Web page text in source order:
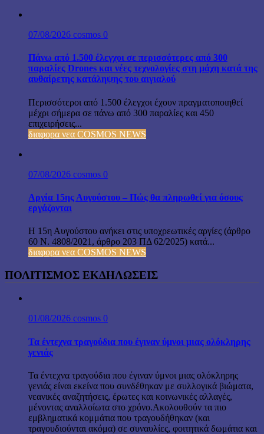
07/08/2026 cosmos 0
Πάνω από 1.500 έλεγχοι σε περισσότερες από 300
παραλίες Drones και νέες τεχνολογίες στη μάχη κατά της
αυθαίρετης κατάληψης του αιγιαλού
Περισσότεροι από 1.500 έλεγχοι έχουν πραγματοποιηθεί
μέχρι σήμερα σε πάνω από 300 παραλίες και 450
επιχειρήσεις...
διαφορα νεα COSMOS NEWS
07/08/2026 cosmos 0
Αργία 15ης Αυγούστου – Πώς θα πληρωθεί για όσους
εργάζονται
Η 15η Αυγούστου ανήκει στις υποχρεωτικές αργίες (άρθρο
60 Ν. 4808/2021, άρθρο 203 ΠΔ 62/2025) κατά...
διαφορα νεα COSMOS NEWS
ΠΟΛΙΤΙΣΜΟΣ ΕΚΔΗΛΩΣΕΙΣ
01/08/2026 cosmos 0
Τα έντεχνα τραγούδια που έγιναν ύμνοι μιας ολόκληρης
γενιάς
Τα έντεχνα τραγούδια που έγιναν ύμνοι μιας ολόκληρης
γενιάς είναι εκείνα που συνδέθηκαν με συλλογικά βιώματα,
νεανικές αναζητήσεις, έρωτες και κοινωνικές αλλαγές,
μένοντας αναλλοίωτα στο χρόνο.Ακολουθούν τα πιο
εμβληματικά κομμάτια που τραγουδήθηκαν (και
τραγουδιούνται ακόμα) σε συναυλίες, φοιτητικά δωμάτια και